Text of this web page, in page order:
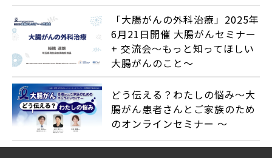
「大腸がんの外科治療」2025年
6月21日開催 大腸がんセミナー
+ 交流会～もっと知ってほしい
大腸がんのこと～
どう伝える？わたしの悩み～大
腸がん患者さんとご家族のため
のオンラインセミナー ～